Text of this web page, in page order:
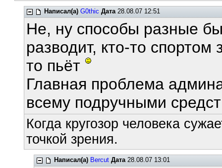
Написал(а) G0thic Дата28.08.07 12:51
Не, ну способы разные
разводит, кто-то спортом
то пьёт
Главная проблема
всему подручными
Когда кругозор человека
точкой зрения.
Написал(а) Bercut Дата28.08.07 13:01